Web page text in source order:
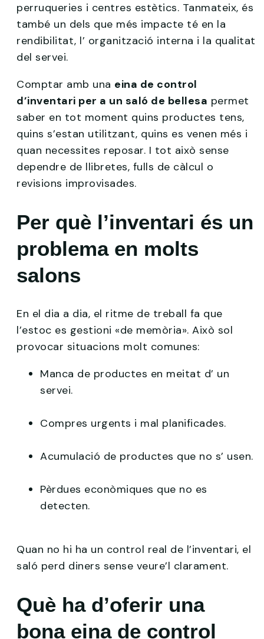
perruqueries i centres estètics. Tanmateix, és
també un dels que més impacte té en la
rendibilitat, l’ organització interna i la qualitat
del servei.
Comptar amb una eina de control
d’inventari per a un saló de bellesa permet
saber en tot moment quins productes tens,
quins s’estan utilitzant, quins es venen més i
quan necessites reposar. I tot això sense
dependre de llibretes, fulls de càlcul o
revisions improvisades.
Per què l’inventari és un
problema en molts
salons
En el dia a dia, el ritme de treball fa que
l’estoc es gestioni «de memòria». Això sol
provocar situacions molt comunes:
Manca de productes en meitat d’ un
servei.
Compres urgents i mal planificades.
Acumulació de productes que no s’ usen.
Pèrdues econòmiques que no es
detecten.
Quan no hi ha un control real de l’inventari, el
saló perd diners sense veure’l clarament.
Què ha d’oferir una
bona eina de control